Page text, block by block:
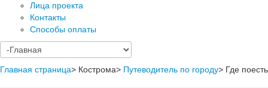
Лица проекта
Контакты
Способы оплаты
Главная страница> Кострома> Путеводитель по городу> Где поесть